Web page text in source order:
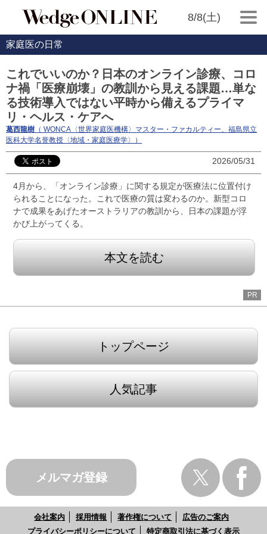
8/8(土)
家庭医の日常
これでいいのか？日本のオンライン診療、コロ
ナ禍「医療崩壊」の教訓から見える課題…単な
る技術導入ではない平時から備えるプライマ
リ・ヘルス・ケアへ
葛西龍樹 （ WONCA〈世界家庭医機構〉マスター・ファカルティー、福島県立
医科大学名誉教授〈地域・家庭医療学〉）
2026/05/31
4月から、「オンライン診療」に関する規定が医療法に位置付け
られることになった。これで医療の質は変わるのか。新型コロ
ナで成果をあげたオーストラリアの教訓から、日本の課題が浮
かび上がってくる。
本文を読む
PR
トップページ
人気記事
メルマガ登録
会社案内 採用情報 著作権について
広告のご案内
プライバシーポリシーについて
特定商取引法に基づく表示